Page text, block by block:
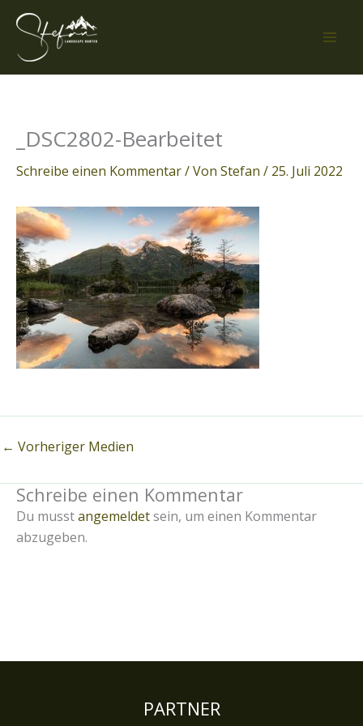
Zum
Inhalt
springen
_DSC2802-Bearbeitet
Schreibe einen Kommentar/ Von Stefan / 25. Juli 2022
← Vorheriger Medien
Schreibe einen Kommentar
Du musstangemeldetsein, um einen Kommentar
abzugeben.
PARTNER